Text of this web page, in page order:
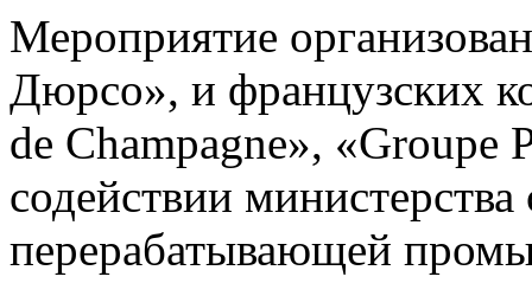
Мероприятие
Дюрсо», и французских
de Champagne»,
содействии министерства
перерабатывающей